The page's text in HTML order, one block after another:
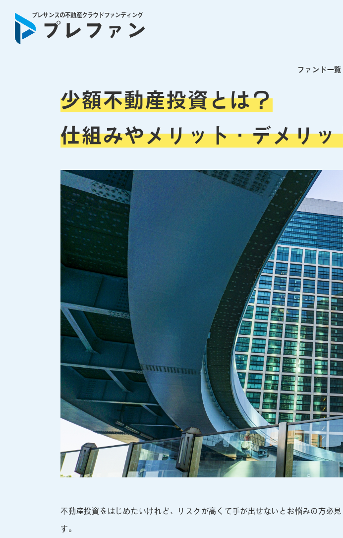
プレサンスの不動産クラウドファンディング
ファンド一覧
少額不動産投資とは？
仕組みやメリット・デメリッ
不動産投資をはじめたいけれど、リスクが高くて手が出せないとお悩みの方必
す。